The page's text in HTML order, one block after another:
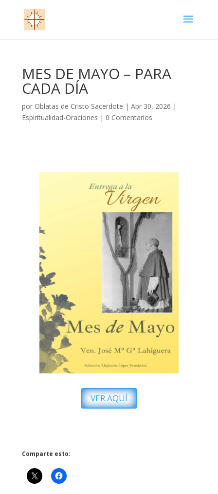
MES DE MAYO – PARA
CADA DÍA
por Oblatas de Cristo Sacerdote | Abr 30, 2026 |
Espiritualidad-Oraciones | 0 Comentarios
VER AQUÍ
Comparte esto: